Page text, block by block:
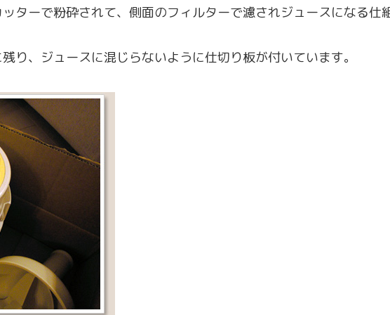
ターで粉砕されて、側面のフィルターで濾されジュースになる仕
り、ジュースに混じらないように仕切り板が付いています。